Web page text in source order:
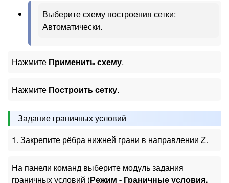
Выберите схему построения сетки:
Автоматически.
Нажмите Применить схему.
Нажмите Построить сетку.
Задание граничных условий
1. Закрепите рёбра нижней грани в направлении Z.
На панели команд выберите модуль задания
граничных условий (Режим - Граничные условия,